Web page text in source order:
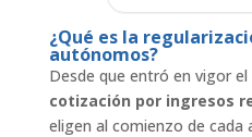
¿Qué es la
autónomos?
Desde que entró en vigor el
cotización por ingresos
eligen al comienzo de cada